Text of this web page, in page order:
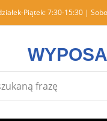
Piątek: 7:30-15:30 |